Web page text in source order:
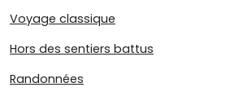
Voyage classique
Hors des sentiers battus
Randonnées